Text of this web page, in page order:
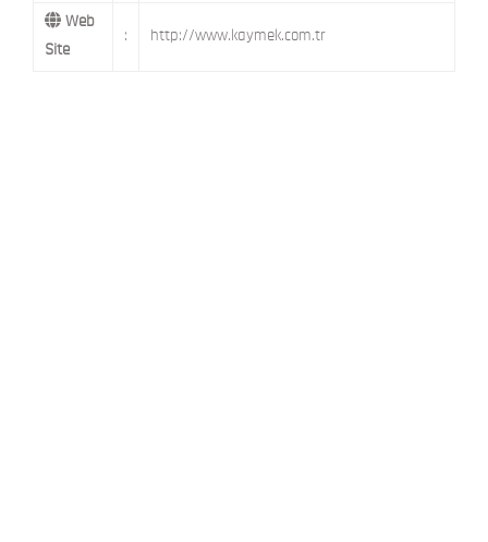
Web
Site
: http://www.kaymek.com.tr